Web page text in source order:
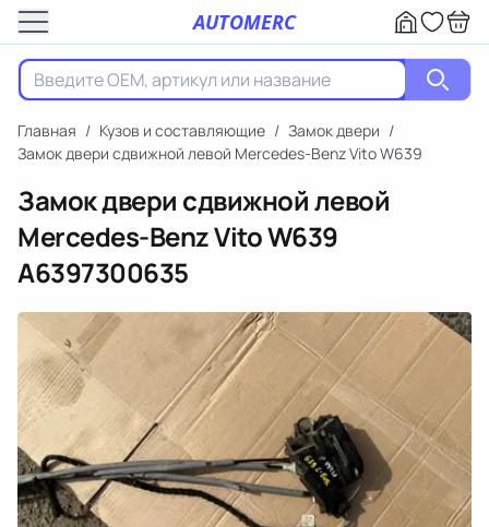
AUTOMERC
Главная / Кузов и составляющие / Замок двери /
Замок двери сдвижной левой Mercedes-Benz Vito W639
Замок двери сдвижной левой
Mercedes-Benz Vito W639
A6397300635